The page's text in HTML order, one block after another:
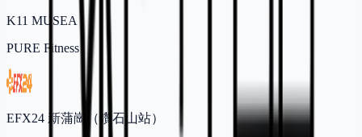
K11 MUSEA
PURE Fitness
EFX24 新蒲崗（鑽石山站）